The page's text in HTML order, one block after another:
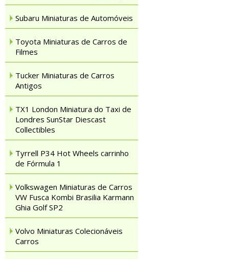
Subaru Miniaturas de Automóveis
Toyota Miniaturas de Carros de
Filmes
Tucker Miniaturas de Carros
Antigos
TX1 London Miniatura do Taxi de
Londres SunStar Diescast
Collectibles
Tyrrell P34 Hot Wheels carrinho
de Fórmula 1
Volkswagen Miniaturas de Carros
VW Fusca Kombi Brasilia Karmann
Ghia Golf SP2
Volvo Miniaturas Colecionáveis
Carros